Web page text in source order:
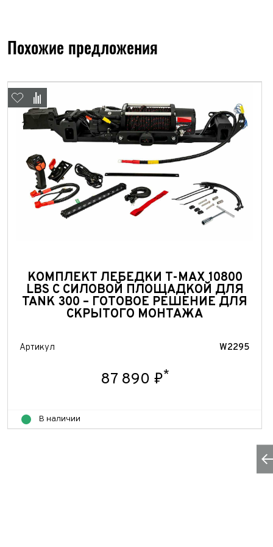
Похожие предложения
КОМПЛЕКТ ЛЕБЕДКИ T-MAX 10800
LBS С СИЛОВОЙ ПЛОЩАДКОЙ ДЛЯ
TANK 300 – ГОТОВОЕ РЕШЕНИЕ ДЛЯ
СКРЫТОГО МОНТАЖА
Артикул W2295
87 890 ₽*
В наличии
Тема
Ваш
Для
E-mail*
Год